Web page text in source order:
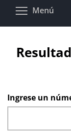
Pasar
Menú
Ingrese un